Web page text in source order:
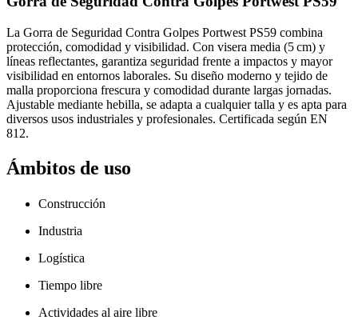
La Gorra de Seguridad Contra Golpes Portwest PS59 combina
protección, comodidad y visibilidad. Con visera media (5 cm) y
líneas reflectantes, garantiza seguridad frente a impactos y mayor
visibilidad en entornos laborales. Su diseño moderno y tejido de
malla proporciona frescura y comodidad durante largas jornadas.
Ajustable mediante hebilla, se adapta a cualquier talla y es apta para
diversos usos industriales y profesionales. Certificada según EN
812.
Ámbitos de uso
Construcción
Industria
Logística
Tiempo libre
Actividades al aire libre